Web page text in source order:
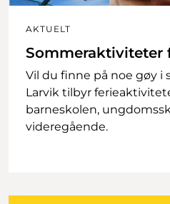
AKTUELT
Sommeraktiviteter
Vil du finne på noe gøy i
Larvik tilbyr
barneskolen,
videregående.